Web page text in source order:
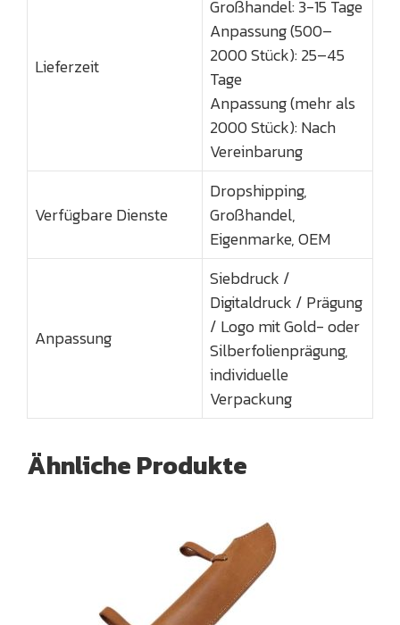
Lieferzeit
Großhandel: 3-15 Tage
Anpassung (500–
2000 Stück): 25–45
Tage
Anpassung (mehr als
2000 Stück): Nach
Vereinbarung
Verfügbare Dienste
Dropshipping,
Großhandel,
Eigenmarke, OEM
Anpassung
Siebdruck /
Digitaldruck / Prägung
/ Logo mit Gold- oder
Silberfolienprägung,
individuelle
Verpackung
Ähnliche Produkte